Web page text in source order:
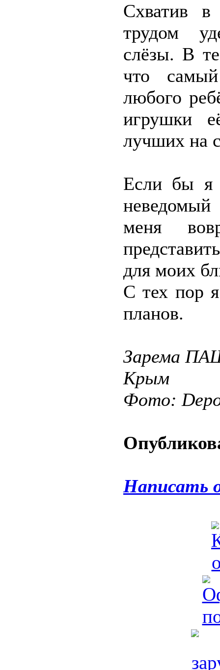
Схватив
трудом
слёзы. В
что
любого
игрушки
лучших на
Если бы я
меня
для моих
С тех пор
планов.
Зарема
Крым
Фото:
Написать